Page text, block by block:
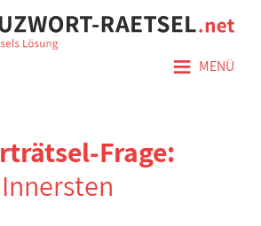
≡ MENÜ
Frage: